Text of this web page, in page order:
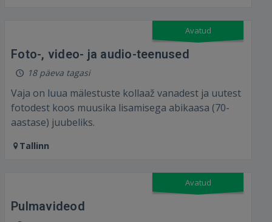
Avatud
Foto-, video- ja audio-teenused⁣
18 päeva tagasi
Vaja on luua mälestuste kollaaž vanadest ja uutest
fotodest koos muusika lisamisega abikaasa (70-
aastase) juubeliks.⁣
Tallinn
Avatud
Pulmavideod